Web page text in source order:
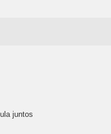
juntos